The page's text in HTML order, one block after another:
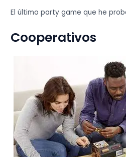
El último party game que he
Cooperativos